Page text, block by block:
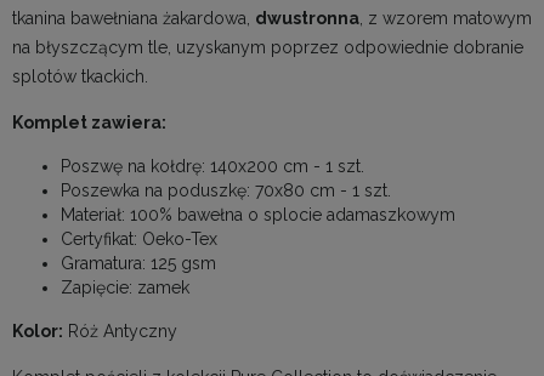
tkanina bawełniana żakardowa, dwustronna , z wzorem matowym
na błyszczącym tle, uzyskanym poprzez odpowiednie dobranie
splotów tkackich.
Komplet zawiera:
Poszwę na kołdrę: 140x200 cm - 1 szt.
Poszewka na poduszkę: 70x80 cm - 1 szt.
Materiał: 100% bawełna o splocie adamaszkowym
Certyfikat: Oeko-Tex
Gramatura: 125 gsm
Zapięcie: zamek
Kolor: Róż Antyczny